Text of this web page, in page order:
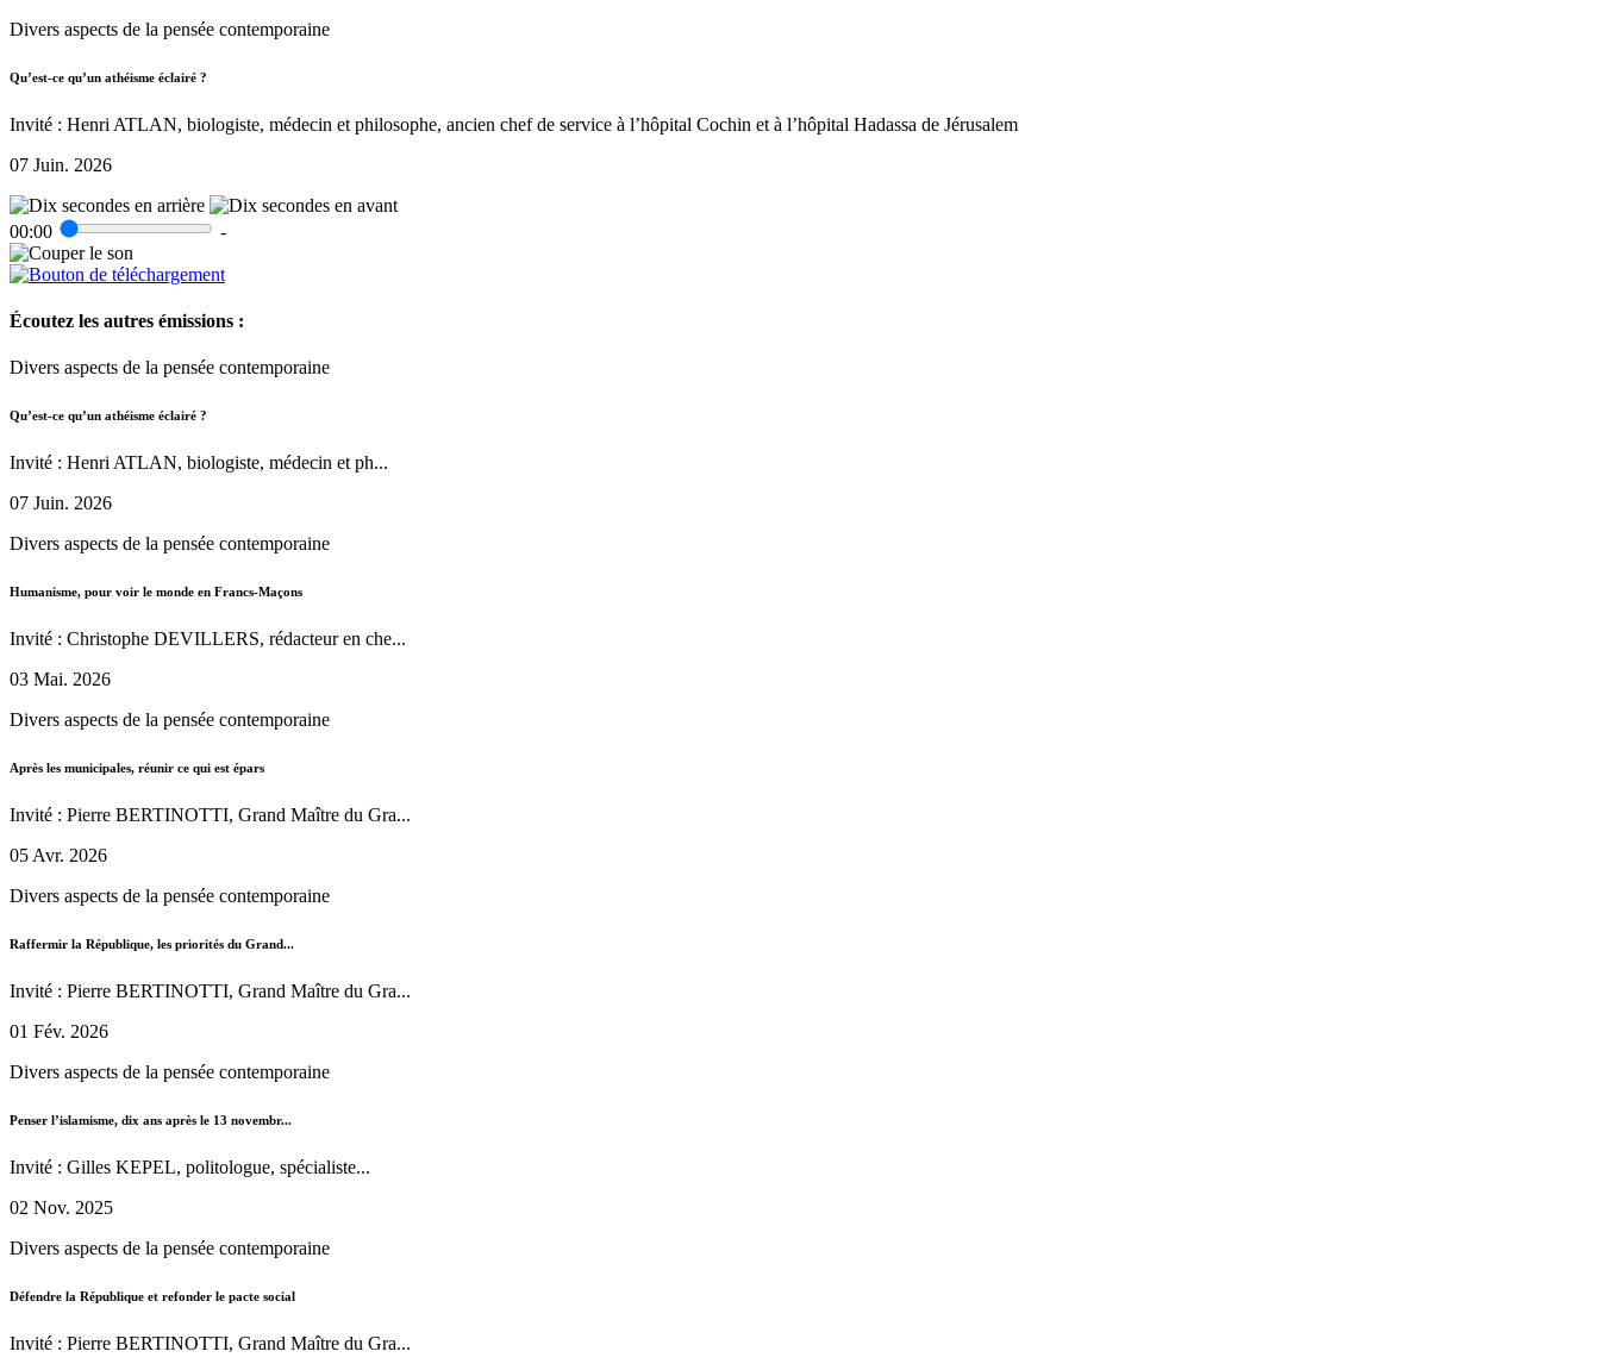
Divers aspects de la pensée contemporaine
Qu’est-ce qu’un athéisme éclairé ?
Invité : Henri ATLAN, biologiste, médecin et philosophe, ancien chef de service à l’hôpital Cochin et à l’hôpital Hadassa de Jérusalem
07 Juin. 2026
00:00 -
Écoutez les autres émissions :
Divers aspects de la pensée contemporaine
Qu’est-ce qu’un athéisme éclairé ?
Invité : Henri ATLAN, biologiste, médecin et ph...
07 Juin. 2026
Divers aspects de la pensée contemporaine
Humanisme, pour voir le monde en Francs-Maçons
Invité : Christophe DEVILLERS, rédacteur en che...
03 Mai. 2026
Divers aspects de la pensée contemporaine
Après les municipales, réunir ce qui est épars
Invité : Pierre BERTINOTTI, Grand Maître du Gra...
05 Avr. 2026
Divers aspects de la pensée contemporaine
Raffermir la République, les priorités du Grand...
Invité : Pierre BERTINOTTI, Grand Maître du Gra...
01 Fév. 2026
Divers aspects de la pensée contemporaine
Penser l’islamisme, dix ans après le 13 novembr...
Invité : Gilles KEPEL, politologue, spécialiste...
02 Nov. 2025
Divers aspects de la pensée contemporaine
Défendre la République et refonder le pacte social
Invité : Pierre BERTINOTTI, Grand Maître du Gra...